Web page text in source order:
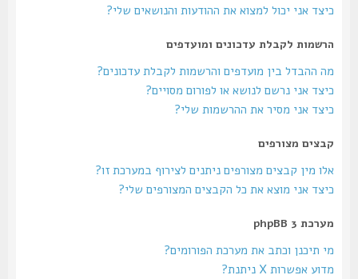
כיצד אני יכול למצוא את ההודעות והנושאים שלי?
הרשמות לקבלת עדכונים ומועדפים
מה ההבדל בין מועדפים והרשמות לקבלת עדכונים?
כיצד אני נרשם לנושא או לפורום מסויים?
כיצד אני מסיר את ההרשמות שלי?
קבצים מצורפים
אלו מין קבצים מצורפים ניתנים לצירוף במערכת זו?
כיצד אני מוצא את כל הקבצים המצורפים שלי?
מערכת phpBB 3
מי תיכנן וכתב את מערכת הפורומים?
מדוע אפשרות X ניתנת?